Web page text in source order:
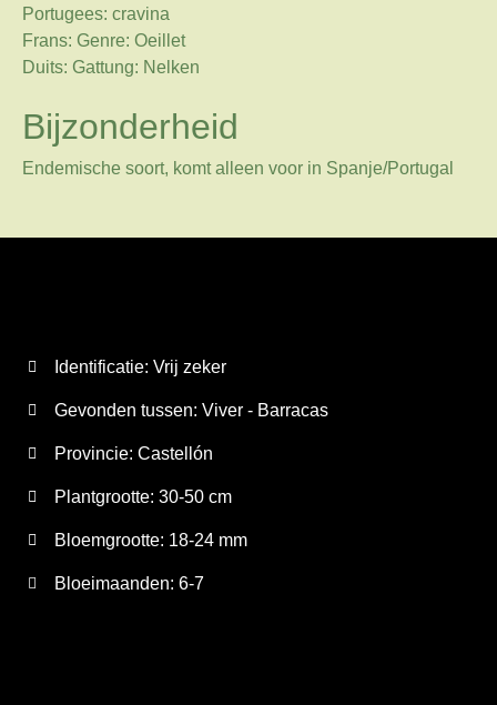
Portugees: cravina
Frans: Genre: Oeillet
Duits: Gattung: Nelken
Bijzonderheid
Endemische soort, komt alleen voor in Spanje/Portugal
Identificatie: Vrij zeker
Gevonden tussen: Viver - Barracas
Provincie: Castellón
Plantgrootte: 30-50 cm
Bloemgrootte: 18-24 mm
Bloeimaanden: 6-7